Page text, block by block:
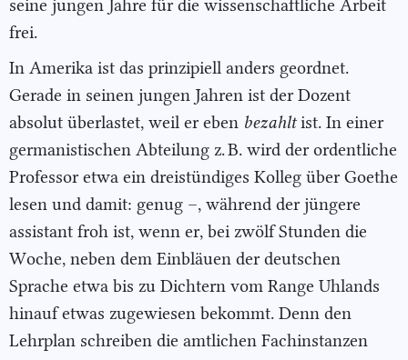
seine jungen Jahre für die wissenschaftliche Arbeit
frei.
In Amerika ist das prinzipiell anders geordnet.
Gerade in seinen jungen Jahren ist der Dozent
absolut überlastet, weil er eben bezahltist. In einer
germanistischen Abteilung z. B. wird der ordentliche
Professor etwa ein dreistündiges Kolleg über Goethe
lesen und damit: genug –, während der jüngere
assistant froh ist, wenn er, bei zwölf Stunden die
Woche, neben dem Einbläuen der deutschen
Sprache etwa bis zu Dichtern vom Range Uhlands
hinauf etwas zugewiesen bekommt. Denn den
Lehrplan schreiben die amtlichen Fachinstanzen